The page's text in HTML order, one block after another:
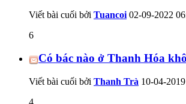
Viết bài cuối bởi Tuancoi 02-09-2022
6
Có bác nào ở Thanh Hóa
Viết bài cuối bởi Thanh Trà 10-04-2019
4